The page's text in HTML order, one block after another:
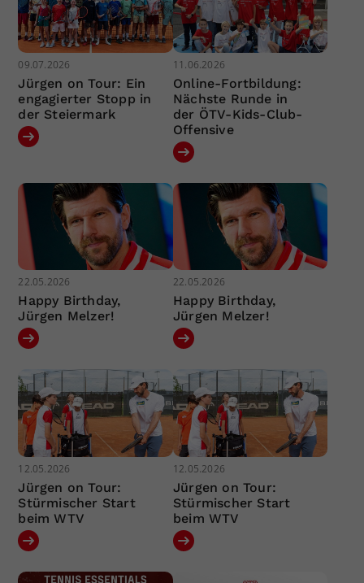
09.07.2026
Jürgen on Tour: Ein
engagierter Stopp in
der Steiermark
11.06.2026
Online-Fortbildung:
Nächste Runde in
der ÖTV-Kids-Club-
Offensive
22.05.2026
Happy Birthday,
Jürgen Melzer!
22.05.2026
Happy Birthday,
Jürgen Melzer!
12.05.2026
Jürgen on Tour:
Stürmischer Start
beim WTV
12.05.2026
Jürgen on Tour:
Stürmischer Start
beim WTV